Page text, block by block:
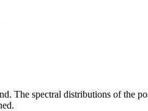
The spectral distributions of the